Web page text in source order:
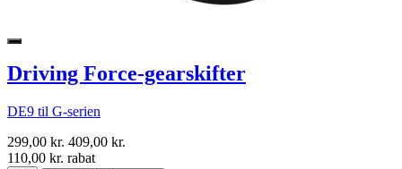
Driving Force-gearskifter
DE9 til G-serien
299,00 kr. 409,00 kr.
110,00 kr. rabat